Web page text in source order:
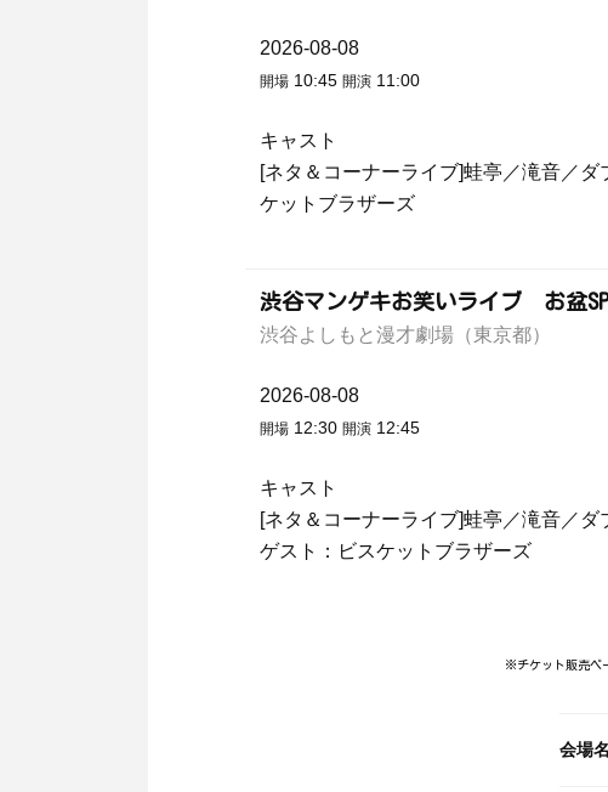
2026-08-08
開場 10:45 開演 11:00
キャスト
[ネタ＆コーナーライブ]蛙亭／滝音／
ケットブラザーズ
渋谷マンゲキお笑いライブ お盆SP
渋谷よしもと漫才劇場（東京都）
2026-08-08
開場 12:30 開演 12:45
キャスト
[ネタ＆コーナーライブ]蛙亭／滝音／
ゲスト：ビスケットブラザーズ
※チケット販売ペ
会場名